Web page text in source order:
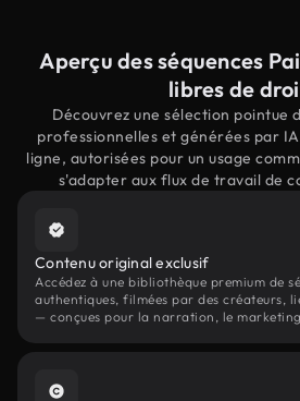
Aperçu des séquences
libres de
Découvrez une sélection pointue
professionnelles et générées par
ligne, autorisées pour un usage
s'adapter aux flux de travail de
Contenu original exclusif
Accédez à une bibliothèque premium de
authentiques, filmées par des créateurs,
— conçues pour la narration, le